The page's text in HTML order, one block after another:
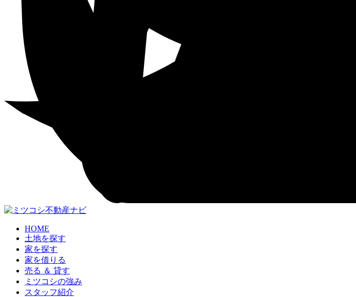
HOME
土地を探す
家を探す
家を借りる
売る ＆ 貸す
ミツコシの強み
スタッフ紹介